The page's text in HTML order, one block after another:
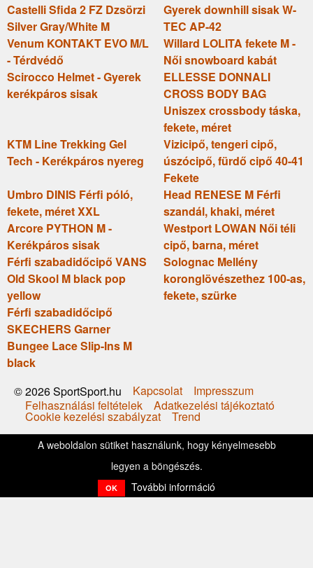
Castelli Sfida 2 FZ Dzsörzi
Silver Gray/White M
Gyerek downhill sisak W-
TEC AP-42
Venum KONTAKT EVO M/L
- Térdvédő
Willard LOLITA fekete M -
Női snowboard kabát
Scirocco Helmet - Gyerek
kerékpáros sisak
ELLESSE DONNALI
CROSS BODY BAG
Uniszex crossbody táska,
fekete, méret
KTM Line Trekking Gel
Tech - Kerékpáros nyereg
Vizicipő, tengeri cipő,
úszócipő, fürdő cipő 40-41
Fekete
Umbro DINIS Férfi póló,
fekete, méret XXL
Head RENESE M Férfi
szandál, khaki, méret
Arcore PYTHON M -
Kerékpáros sisak
Westport LOWAN Női téli
cipő, barna, méret
Férfi szabadidőcipő VANS
Old Skool M black pop
yellow
Solognac Mellény
koronglövészethez 100-as,
fekete, szürke
Férfi szabadidőcipő
SKECHERS Garner
Bungee Lace Slip-Ins M
black
© 2026 SportSport.hu
Kapcsolat
Impresszum
Felhasználási feltételek
Adatkezelési tájékoztató
Cookie kezelési szabályzat Trend
A weboldalon sütiket használunk, hogy kényelmesebb
legyen a böngészés.
OK További információ